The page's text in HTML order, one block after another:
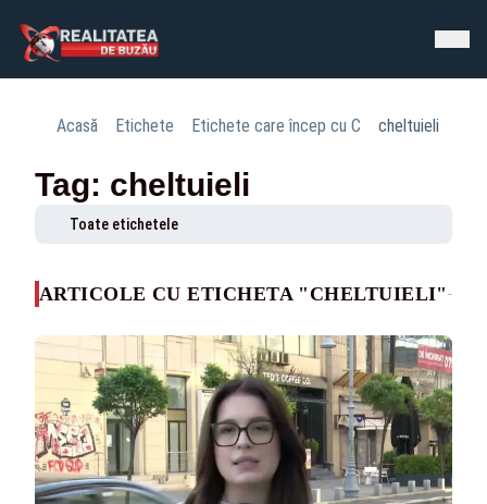
Acasă Etichete Etichete care încep cu C cheltuieli
Tag: cheltuieli
Toate etichetele
ARTICOLE CU ETICHETA "CHELTUIELI"